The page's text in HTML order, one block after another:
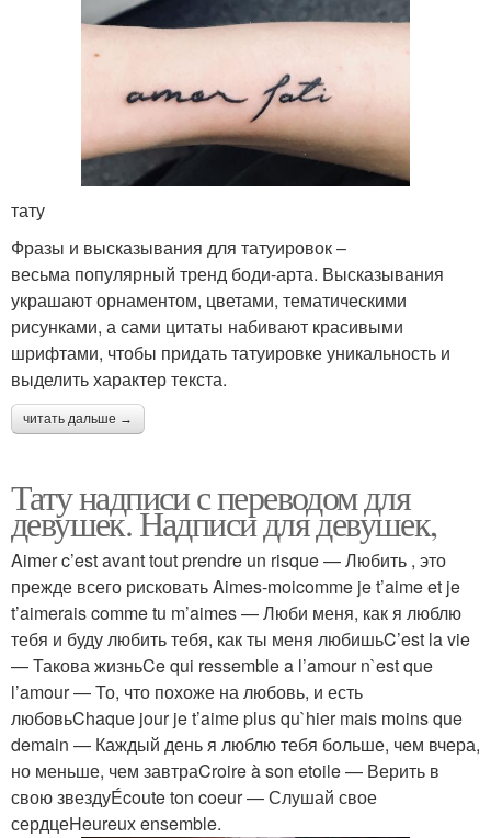
тату
Фразы и высказывания для татуировок –
весьма популярный тренд боди-арта. Высказывания
украшают орнаментом, цветами, тематическими
рисунками, а сами цитаты набивают красивыми
шрифтами, чтобы придать татуировке уникальность и
выделить характер текста.
читать дальше →
Тату надписи с переводом для
девушек. Надписи для девушек,
Aimer c’est avant tout prendre un risque — Любить , это
прежде всего рисковать Aimes-moicomme je t’aime et je
t’aimerais comme tu m’aimes — Люби меня, как я люблю
тебя и буду любить тебя, как ты меня любишьC’est la vie
— Такова жизньCe qui ressemble a l’amour n`est que
l’amour — То, что похоже на любовь, и есть
любовьChaque jour je t’aime plus qu`hier mais moins que
demain — Каждый день я люблю тебя больше, чем вчера,
но меньше, чем завтраCroire à son etoile — Верить в
свою звездуÉcoute ton coeur — Слушай свое
сердцеHeureux ensemble.